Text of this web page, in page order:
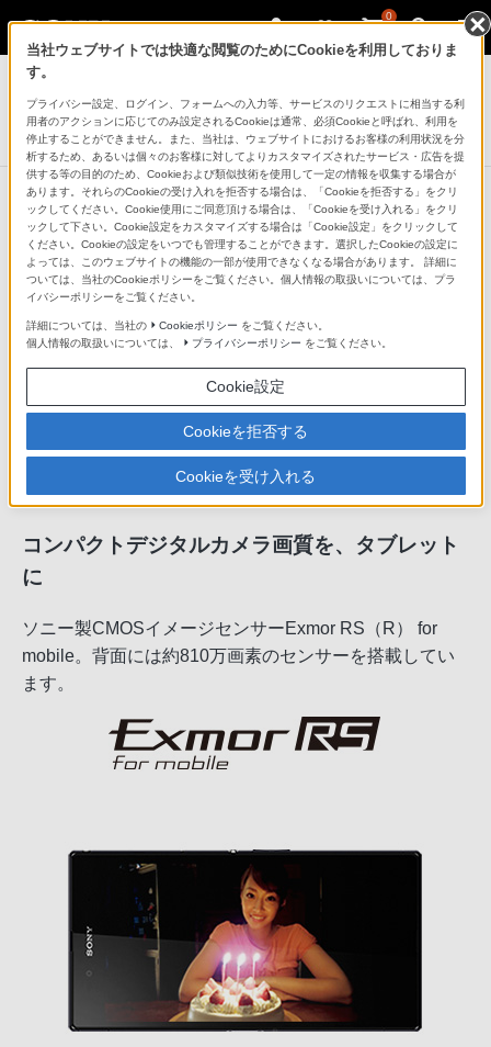
0
タブレットデバイス
Xperia（TM） Z Ultra
CAMERA TECHNOLOGY
コンパクトデジタルカメラ画質を、タブレット
に
ソニー製CMOSイメージセンサーExmor RS（R） for
mobile。背面には約810万画素のセンサーを搭載してい
ます。
当社ウェブサイトでは快適な閲覧のためにCookieを利用しておりま
す。
プライバシー設定、ログイン、フォームへの入力等、サービスのリクエストに相当する利
用者のアクションに応じてのみ設定されるCookieは通常、必須Cookieと呼ばれ、利用を
停止することができません。また、当社は、ウェブサイトにおけるお客様の利用状況を分
析するため、あるいは個々のお客様に対してよりカスタマイズされたサービス・広告を提
供する等の目的のため、Cookieおよび類似技術を使用して一定の情報を収集する場合が
あります。それらのCookieの受け入れを拒否する場合は、「Cookieを拒否する」をクリ
ックしてください。Cookie使用にご同意頂ける場合は、「Cookieを受け入れる」をクリ
ックして下さい。Cookie設定をカスタマイズする場合は「Cookie設定」をクリックして
ください。Cookieの設定をいつでも管理することができます。選択したCookieの設定に
よっては、このウェブサイトの機能の一部が使用できなくなる場合があります。 詳細に
ついては、当社のCookieポリシーをご覧ください。個人情報の取扱いについては、プラ
イバシーポリシーをご覧ください。
詳細については、当社の Cookieポリシー をご覧ください。
個人情報の取扱いについては、
プライバシーポリシー をご覧ください。
Cookie設定
Cookieを拒否する
Cookieを受け入れる